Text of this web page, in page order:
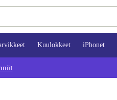
Kuulokkeet iPhonet